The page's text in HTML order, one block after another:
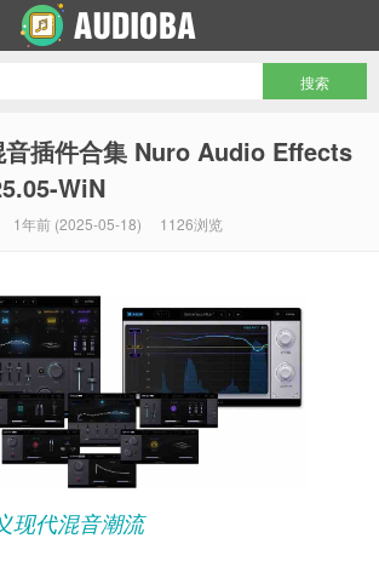
音插件合集 Nuro Audio Effects
WiN
1年前 (2025-05-18) 1126浏览
现代混音潮流